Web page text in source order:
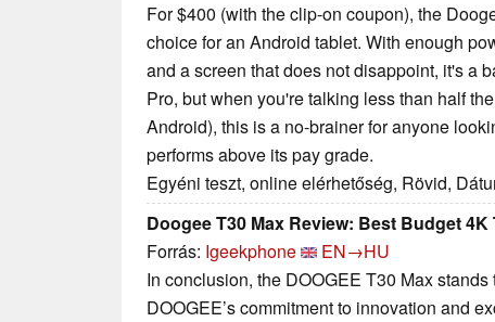
For $400 (with the clip-on coupon), the
choice for an Android tablet. With enough
and a screen that does not disappoint, it's a
Pro, but when you're talking less than half
Android), this is a no-brainer for anyone
performs above its pay grade.
Egyéni teszt, online elérhetőség, Rövid,
Doogee T30 Max Review: Best Budget 4K
Forrás: Igeekphone
EN→HU
In conclusion, the DOOGEE T30 Max
DOOGEE’s commitment to innovation and